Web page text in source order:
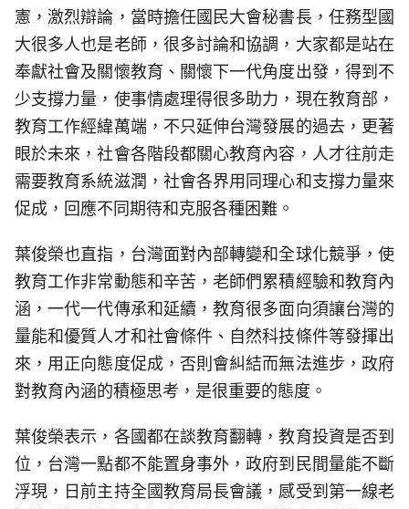
憲，激烈辯論，當時擔任國民大會秘書長，任務型國
大很多人也是老師，很多討論和協調，大家都是站在
奉獻社會及關懷教育、關懷下一代角度出發，得到不
少支撐力量，使事情處理得很多助力，現在教育部，
教育工作經緯萬端，不只延伸台灣發展的過去，更著
眼於未來，社會各階段都關心教育內容，人才往前走
需要教育系統滋潤，社會各界用同理心和支撐力量來
促成，回應不同期待和克服各種困難。
葉俊榮也直指，台灣面對內部轉變和全球化競爭，使
教育工作非常動態和辛苦，老師們累積經驗和教育內
涵，一代一代傳承和延續，教育很多面向須讓台灣的
量能和優質人才和社會條件、自然科技條件等發揮出
來，用正向態度促成，否則會糾結而無法進步，政府
對教育內涵的積極思考，是很重要的態度。
葉俊榮表示，各國都在談教育翻轉，教育投資是否到
位，台灣一點都不能置身事外，政府到民間量能不斷
浮現，日前主持全國教育局長會議，感受到第一線老